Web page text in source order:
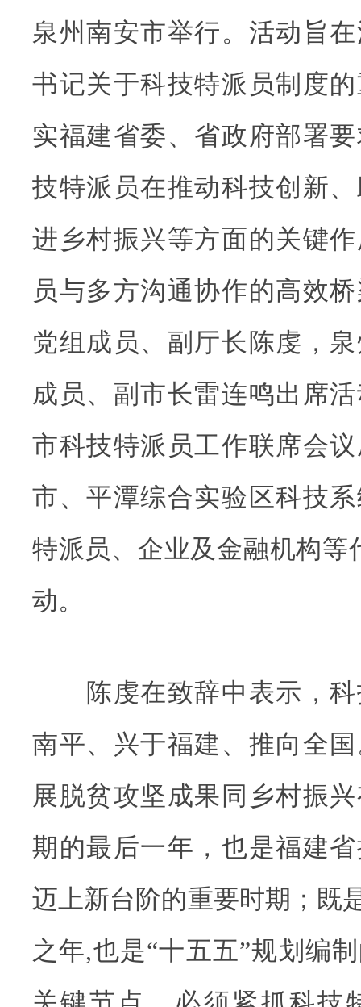
泉州南安市举行。活动旨
书记关于科技特派员制度
实福建省委、省政府部署
技特派员在推动科技创新
进乡村振兴等方面的关键
员与多方沟通协作的高效
党组成员、副厅长陈虔，
成员、副市长雷连鸣出席
市科技特派员工作联席会
市、平潭综合实验区科技
特派员、企业及金融机构等
动。
陈虔在致辞中表示，科
南平、兴于福建、推向全
展脱贫攻坚成果同乡村振
期的最后一年，也是福建
迈上新台阶的重要时期；既
之年,也是“十五五”规划编